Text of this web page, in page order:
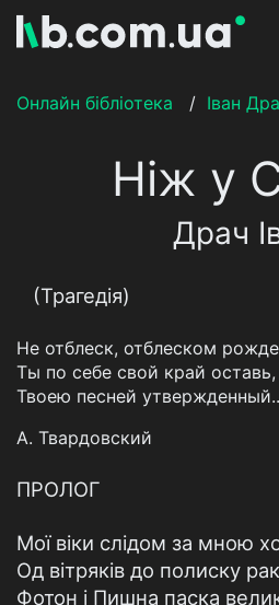
Онлайн бібліотека
/ Іван
Ніж у
Драч
(Трагедія)
Не отблеск, отблеском
Ты по себе свой край оставь,
Твоею песней
А. Твардовский
ПРОЛОГ
Мої віки слідом за мною
Од вітряків до полиску
Фотон і Пишна паска